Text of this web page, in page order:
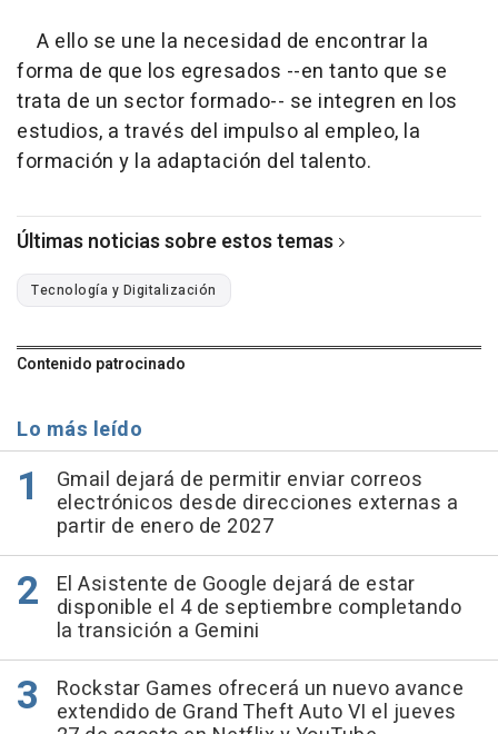
A ello se une la necesidad de encontrar la
forma de que los egresados --en tanto que se
trata de un sector formado-- se integren en los
estudios, a través del impulso al empleo, la
formación y la adaptación del talento.
Últimas noticias sobre estos temas
Tecnología y Digitalización
Contenido patrocinado
Lo más leído
Gmail dejará de permitir enviar correos
electrónicos desde direcciones externas a
partir de enero de 2027
El Asistente de Google dejará de estar
disponible el 4 de septiembre completando
la transición a Gemini
Rockstar Games ofrecerá un nuevo avance
extendido de Grand Theft Auto VI el jueves